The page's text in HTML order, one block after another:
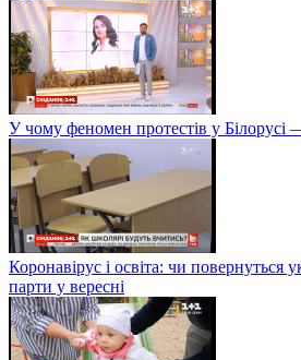
У чому феномен протестів у Білорусі
Коронавірус і освіта: чи повернуться
парти у вересні